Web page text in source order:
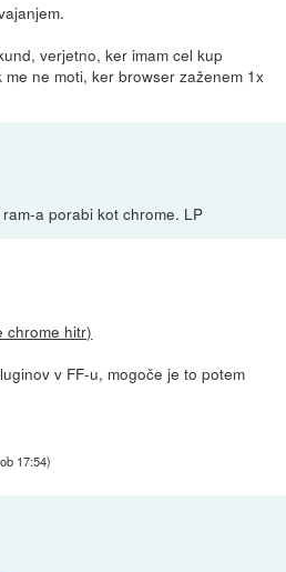
verjetno, ker imam cel kup
ne moti, ker browser zaženem 1x
a porabi kot chrome. LP
chrome hitr)
v FF-u, mogoče je to potem
17:54)